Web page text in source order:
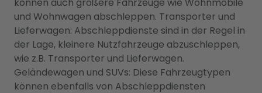
und Wohnwagen abschleppen. Transporter und
Lieferwagen: Abschleppdienste sind in der Regel in
der Lage, kleinere Nutzfahrzeuge abzuschleppen,
wie z.B. Transporter und Lieferwagen.
Geländewagen und SUVs: Diese Fahrzeugtypen
können ebenfalls von Abschleppdiensten